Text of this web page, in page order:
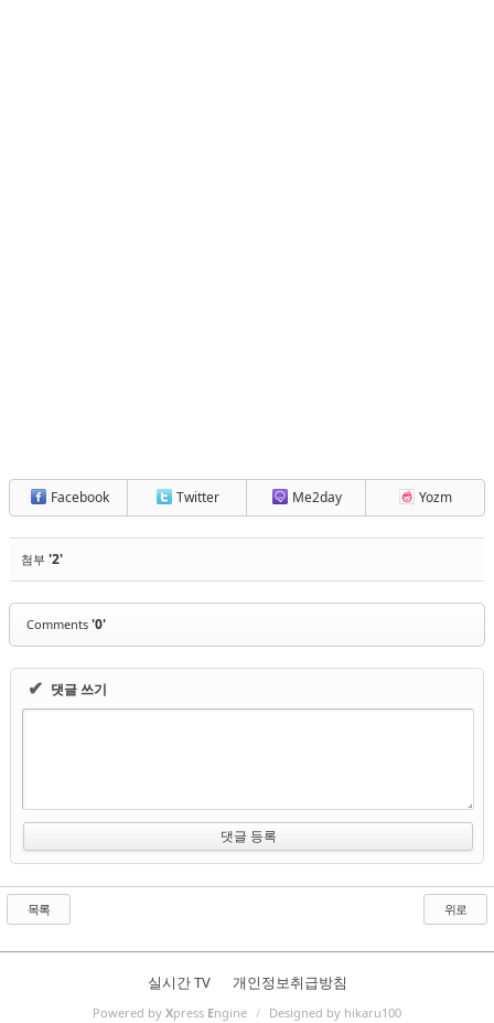
Facebook Twitter Me2day Yozm
첨부 '2'
Comments '0'
✔ 댓글 쓰기
목록 위로
실시간 TV 개인정보취급방침
Powered by Xpress Engine / Designed by hikaru100